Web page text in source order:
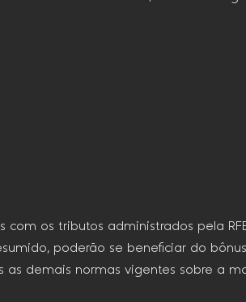
com os tributos administrados pela
poderão se beneficiar do
demais normas vigentes sobre a